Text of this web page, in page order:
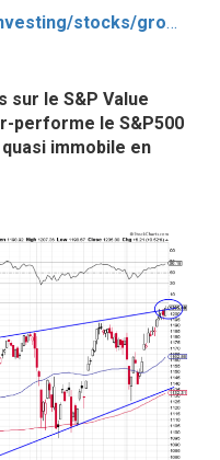
https://www.thestreet.com/investing/stocks/growth-stocks-vs-value-stocks-15098815
sur le S&P Value
performe le S&P500
immobile en